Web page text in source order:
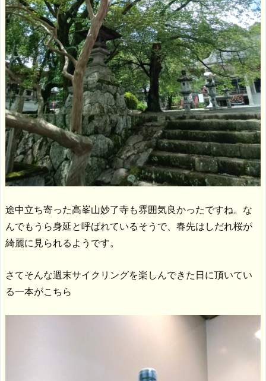
途中立ち寄った高峯山妙了寺も雰囲気良かったですね。な
んでもうら身延と呼ばれているそうで、春先はしだれ桜が
綺麗に見られるようです。
さてそんな週末サイクリングを楽しんできた日に頂いてい
る一本がこちら